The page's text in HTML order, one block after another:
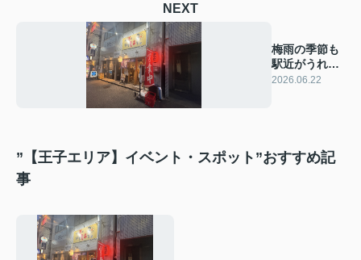
NEXT
梅雨の季節も
駅近がうれし
い 【はるはる
2026.06.22
”【王子エリア】イベント・スポット”おすすめ記
事